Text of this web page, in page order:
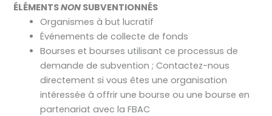
ÉLÉMENTSNON SUBVENTIONNÉS
Organismes à but lucratif
Événements de collecte de fonds
Bourses et bourses utilisant ce processus de
demande de subvention ; Contactez-nous
directement si vous êtes une organisation
intéressée à offrir une bourse ou une bourse en
partenariat avec la FBAC